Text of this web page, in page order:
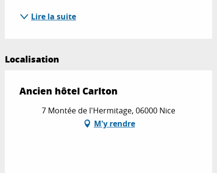
Lire la suite
Localisation
Ancien hôtel Carlton
7 Montée de l'Hermitage, 06000 Nice
M'y rendre